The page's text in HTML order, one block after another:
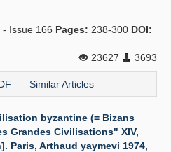
- Issue 166 Pages: 238-300 DOI:
23627
3693
Similar Articles
byzantine (= Bizans
Grandes Civilisations" XIV,
Paris, Arthaud yaymevi 1974,